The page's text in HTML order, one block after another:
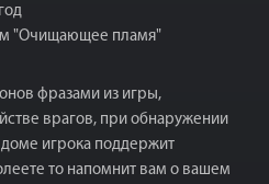
"Очищающее пламя"
фразами из игры,
врагов, при обнаружении
доме игрока поддержит
то напомнит вам о вашем